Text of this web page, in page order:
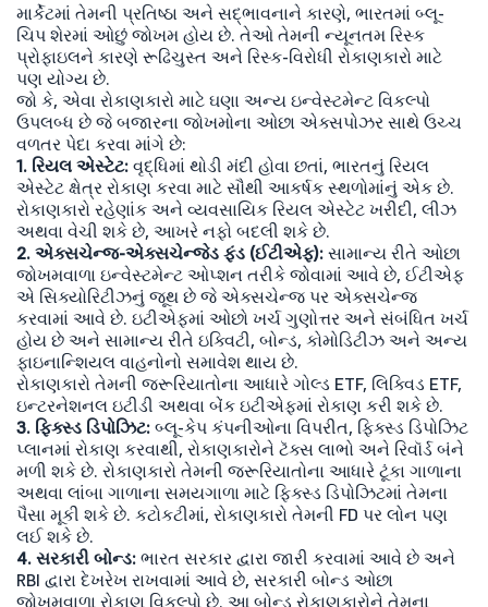
માર્કેટમાં તેમની પ્રતિષ્ઠા અને સદ્ભાવનાને કારણે, ભારતમાં બ્લૂ-
ચિપ શેરમાં ઓછું જોખમ હોય છે. તેઓ તેમની ન્યૂનતમ રિસ્ક
પ્રોફાઇલને કારણે રૂઢિચુસ્ત અને રિસ્ક-વિરોધી રોકાણકારો માટે
પણ યોગ્ય છે.
જો કે, એવા રોકાણકારો માટે ઘણા અન્ય ઇન્વેસ્ટમેન્ટ વિકલ્પો
ઉપલબ્ધ છે જે બજારના જોખમોના ઓછા એક્સપોઝર સાથે ઉચ્ચ
વળતર પેદા કરવા માંગે છે:
1. રિયલ એસ્ટેટ: વૃદ્ધિમાં થોડી મંદી હોવા છતાં, ભારતનું રિયલ
એસ્ટેટ ક્ષેત્ર રોકાણ કરવા માટે સૌથી આકર્ષક સ્થળોમાંનું એક છે.
રોકાણકારો રહેણાંક અને વ્યવસાયિક રિયલ એસ્ટેટ ખરીદી, લીઝ
અથવા વેચી શકે છે, આખરે નફો બદલી શકે છે.
2. એક્સચેન્જ-એક્સચેન્જેડ ફંડ (ઈટીએફ): સામાન્ય રીતે ઓછા
જોખમવાળા ઇન્વેસ્ટમેન્ટ ઓપ્શન તરીકે જોવામાં આવે છે, ઈટીએફ
એ સિક્યોરિટીઝનું જૂથ છે જે એક્સચેન્જ પર એક્સચેન્જ
કરવામાં આવે છે. ઇટીએફમાં ઓછો ખર્ચ ગુણોત્તર અને સંબંધિત ખર્ચ
હોય છે અને સામાન્ય રીતે ઇક્વિટી, બોન્ડ, કોમોડિટીઝ અને અન્ય
ફાઇનાન્શિયલ વાહનોનો સમાવેશ થાય છે.
રોકાણકારો તેમની જરૂરિયાતોના આધારે ગોલ્ડ ETF, લિક્વિડ ETF,
ઇન્ટરનેશનલ ઇટીડી અથવા બેંક ઇટીએફમાં રોકાણ કરી શકે છે.
3. ફિક્સ્ડ ડિપોઝિટ: બ્લૂ-કેપ કંપનીઓના વિપરીત, ફિક્સ્ડ ડિપોઝિટ
પ્લાનમાં રોકાણ કરવાથી, રોકાણકારોને ટૅક્સ લાભો અને રિવૉર્ડ બંને
મળી શકે છે. રોકાણકારો તેમની જરૂરિયાતોના આધારે ટૂંકા ગાળાના
અથવા લાંબા ગાળાના સમયગાળા માટે ફિક્સ્ડ ડિપોઝિટમાં તેમના
પૈસા મૂકી શકે છે. કટોકટીમાં, રોકાણકારો તેમની FD પર લોન પણ
લઈ શકે છે.
4. સરકારી બોન્ડ: ભારત સરકાર દ્વારા જારી કરવામાં આવે છે અને
RBI દ્વારા દેખરેખ રાખવામાં આવે છે, સરકારી બોન્ડ ઓછા
જોખમવાળા રોકાણ વિકલ્પો છે. આ બોન્ડ રોકાણકારોને તેમના